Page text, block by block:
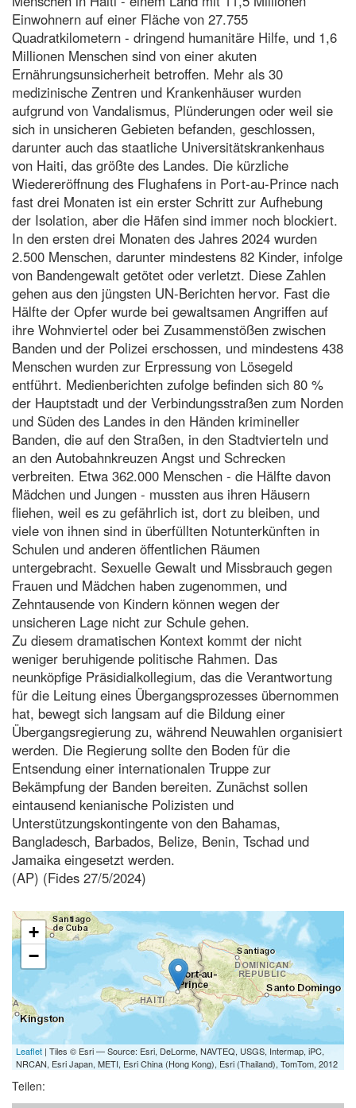
Einwohnern auf einer Fläche von 27.755
Quadratkilometern - dringend humanitäre Hilfe, und 1,6
Millionen Menschen sind von einer akuten
Ernährungsunsicherheit betroffen. Mehr als 30
medizinische Zentren und Krankenhäuser wurden
aufgrund von Vandalismus, Plünderungen oder weil sie
sich in unsicheren Gebieten befanden, geschlossen,
darunter auch das staatliche Universitätskrankenhaus
von Haiti, das größte des Landes. Die kürzliche
Wiedereröffnung des Flughafens in Port-au-Prince nach
fast drei Monaten ist ein erster Schritt zur Aufhebung
der Isolation, aber die Häfen sind immer noch blockiert.
In den ersten drei Monaten des Jahres 2024 wurden
2.500 Menschen, darunter mindestens 82 Kinder, infolge
von Bandengewalt getötet oder verletzt. Diese Zahlen
gehen aus den jüngsten UN-Berichten hervor. Fast die
Hälfte der Opfer wurde bei gewaltsamen Angriffen auf
ihre Wohnviertel oder bei Zusammenstößen zwischen
Banden und der Polizei erschossen, und mindestens 438
Menschen wurden zur Erpressung von Lösegeld
entführt. Medienberichten zufolge befinden sich 80 %
der Hauptstadt und der Verbindungsstraßen zum Norden
und Süden des Landes in den Händen krimineller
Banden, die auf den Straßen, in den Stadtvierteln und
an den Autobahnkreuzen Angst und Schrecken
verbreiten. Etwa 362.000 Menschen - die Hälfte davon
Mädchen und Jungen - mussten aus ihren Häusern
fliehen, weil es zu gefährlich ist, dort zu bleiben, und
viele von ihnen sind in überfüllten Notunterkünften in
Schulen und anderen öffentlichen Räumen
untergebracht. Sexuelle Gewalt und Missbrauch gegen
Frauen und Mädchen haben zugenommen, und
Zehntausende von Kindern können wegen der
unsicheren Lage nicht zur Schule gehen.
Zu diesem dramatischen Kontext kommt der nicht
weniger beruhigende politische Rahmen. Das
neunköpfige Präsidialkollegium, das die Verantwortung
für die Leitung eines Übergangsprozesses übernommen
hat, bewegt sich langsam auf die Bildung einer
Übergangsregierung zu, während Neuwahlen organisiert
werden. Die Regierung sollte den Boden für die
Entsendung einer internationalen Truppe zur
Bekämpfung der Banden bereiten. Zunächst sollen
eintausend kenianische Polizisten und
Unterstützungskontingente von den Bahamas,
Bangladesch, Barbados, Belize, Benin, Tschad und
Jamaika eingesetzt werden.
(AP) (Fides 27/5/2024)
+
−
Leaflet | Tiles © Esri — Source: Esri, DeLorme, NAVTEQ, USGS, Intermap, iPC,
NRCAN, Esri Japan, METI, Esri China (Hong Kong), Esri (Thailand), TomTom, 2012
Teilen: